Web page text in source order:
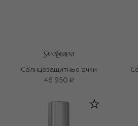
Солнцезащитные очки
46 950 ₽